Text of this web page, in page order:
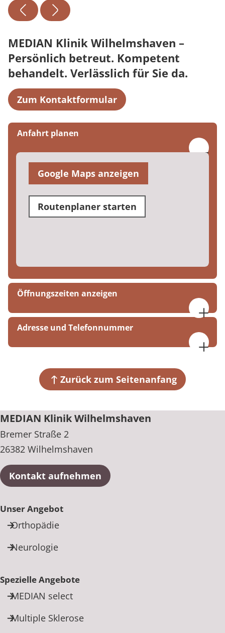
MEDIAN Klinik Wilhelmshaven –
Persönlich betreut. Kompetent
behandelt. Verlässlich für Sie da.
Zum Kontaktformular
Anfahrt planen
Google Maps anzeigen
Routenplaner starten
Öffnungszeiten anzeigen
Mo. bis Do. 08:00 bis 16:00 Uhr
Fr. 08:00 bis 15:00 Uhr
Adresse und Telefonnummer
26382 WilhelmshavenZurück zum Seitenanfang
MEDIAN Klinik Wilhelmshaven
Bremer Straße 2
26382 Wilhelmshaven
Kontakt aufnehmen
Unser Angebot
Orthopädie
Neurologie
Spezielle Angebote
MEDIAN select
Multiple Sklerose